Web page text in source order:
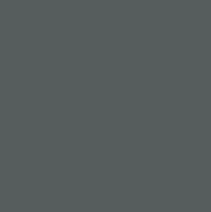
una nuova finestra